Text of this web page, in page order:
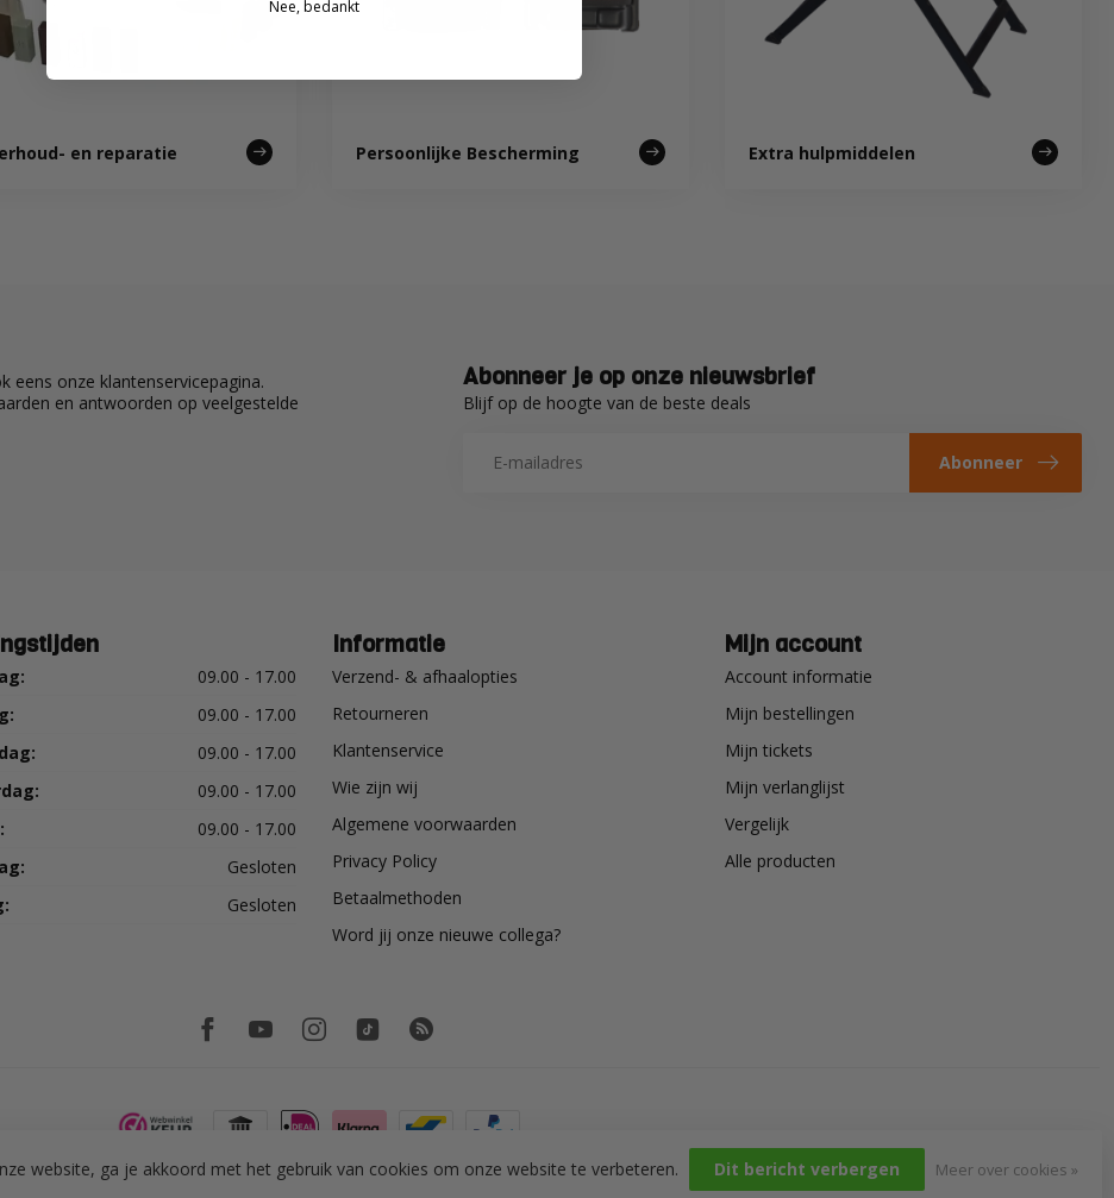
en reparatie Persoonlijke Bescherming Extra hulpmiddelen
eens onze klantenservicepagina.
en antwoorden op veelgestelde
Abonneer je op onze nieuwsbrief
Blijf op de hoogte van de beste deals
Abonneer
09.00 - 17.00
09.00 - 17.00
09.00 - 17.00
09.00 - 17.00
09.00 - 17.00
Gesloten
Gesloten
Informatie
Verzend- & afhaalopties
Retourneren
Klantenservice
Wie zijn wij
Algemene voorwaarden
Privacy Policy
Betaalmethoden
Word jij onze nieuwe collega?
Mijn account
Account informatie
Mijn bestellingen
Mijn tickets
Mijn verlanglijst
Vergelijk
Alle producten
© Copyright 2026 PH Tegeltechniek
website, ga je akkoord met het gebruik van cookies om onze website te verbeteren. Dit bericht verbergen Meer over cookies »
Nee, bedankt